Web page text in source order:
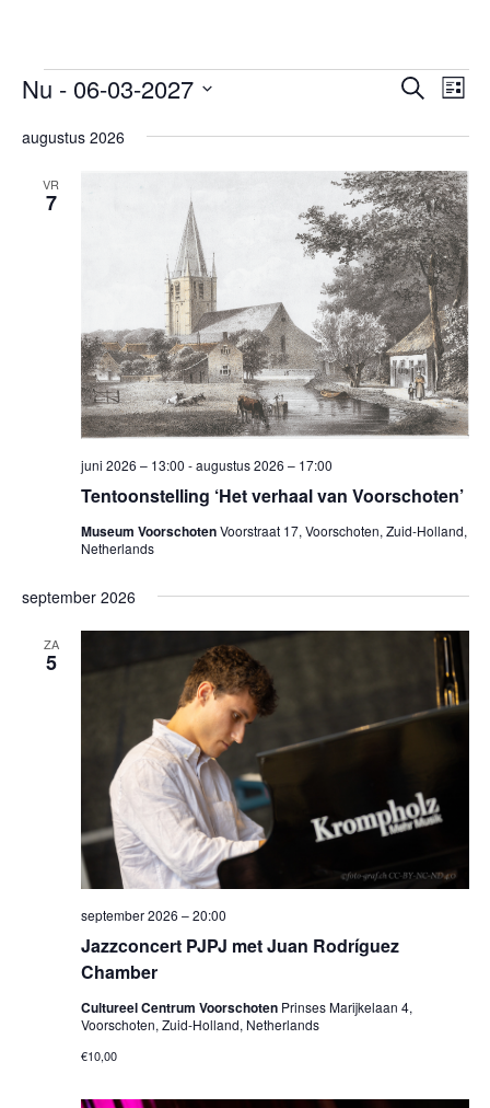
Evenementen
en
Zoeken
Lijst
Nu - 06-03-2027
een
augustus 2026
VR
7
Tentoonstelling ‘Het verhaal van Voorschoten’
juni 2026 – 13:00 -augustus 2026 – 17:00
Museum VoorschotenVoorstraat 17, Voorschoten, Zuid-Holland,
Netherlands
september 2026
ZA
5
Jazzconcert PJPJ met Juan Rodríguez
Chamber
september 2026 – 20:00
Cultureel Centrum Voorschoten Prinses Marijkelaan 4,
Voorschoten, Zuid-Holland, Netherlands
€10,00